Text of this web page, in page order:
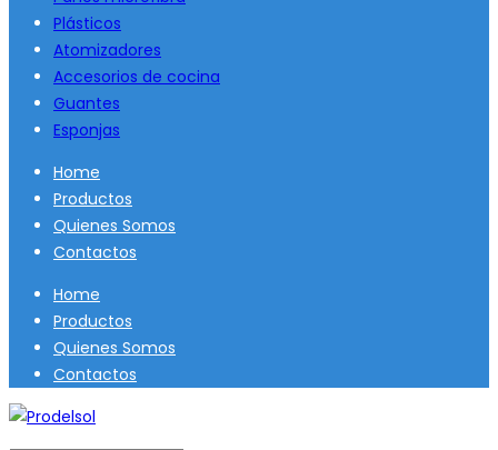
Plásticos
Atomizadores
Accesorios de cocina
Guantes
Esponjas
Home
Productos
Quienes Somos
Contactos
Home
Productos
Quienes Somos
Contactos